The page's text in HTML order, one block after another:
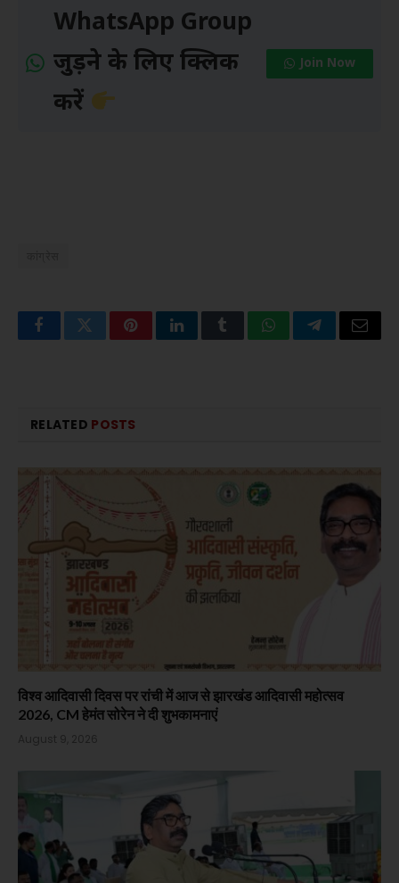
WhatsApp Group
जुड़ने के लिए क्लिक
करें
Join Now
FacebookTwitterPinterestLinkedInTumblrWhatsAppTelegramEmail
RELATED POSTS
विश्व आदिवासी दिवस पर रांची में आज से झारखंड आदिवासी महोत्सव
2026, CM हेमंत सोरेन ने दी शुभकामनाएं
August 9, 2026